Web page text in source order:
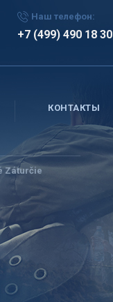
Наш телефон:
+7 (499) 490 18 30
КОНТАКТЫ
Záturčie